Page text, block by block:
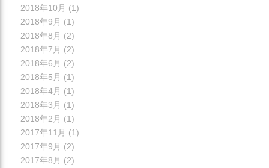
2018年10月 (1)
2018年9月 (1)
2018年8月 (2)
2018年7月 (2)
2018年6月 (2)
2018年5月 (1)
2018年4月 (1)
2018年3月 (1)
2018年2月 (1)
2017年11月 (1)
2017年9月 (2)
2017年8月 (2)